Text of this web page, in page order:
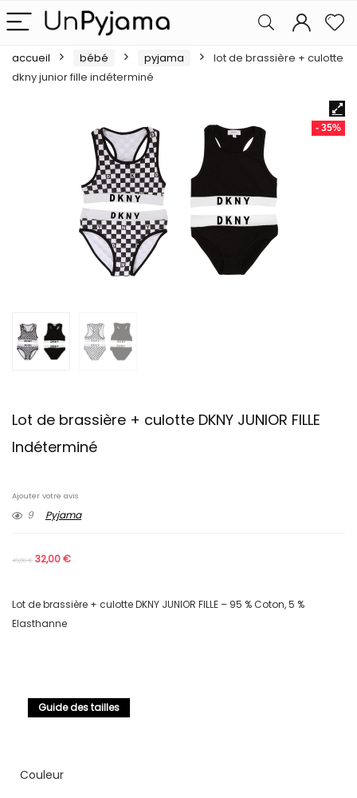
accueil bébé pyjama
lot de brassière + culotte
dkny junior fille indéterminé
- 35%
Lot de brassière + culotte DKNY JUNIOR FILLE
Indéterminé
Ajouter votre avis
9 Pyjama
49,00€ 32,00€
Lot de brassière + culotte DKNY JUNIOR FILLE – 95 % Coton, 5 %
Elasthanne
Guide des tailles
Couleur